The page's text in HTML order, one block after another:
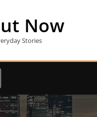
Now
Stories